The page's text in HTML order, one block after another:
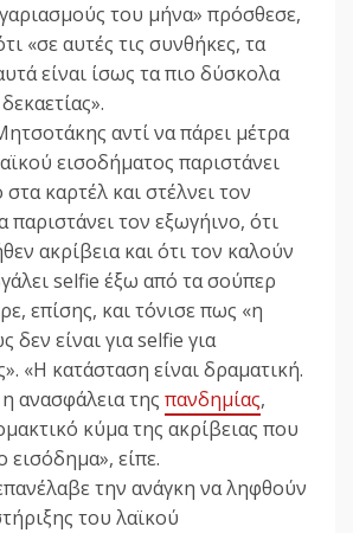
του μήνα» πρόσθεσε,
«σε αυτές τις συνθήκες, τα
είναι ίσως τα πιο δύσκολα
αντί να πάρει μέτρα
εισοδήματος παριστάνει
καρτέλ και στέλνει τον
τον εξωγήινο, ότι
ακρίβεια και ότι τον καλούν
selfie έξω από τα σούπερ
επίσης, και τόνισε πως «η
δεν είναι για selfie για
«Η κατάσταση είναι δραματική.
ανασφάλεια της πανδημίας,
κύμα της ακρίβειας που
εισόδημα», είπε.
την ανάγκη να ληφθούν
του λαϊκού